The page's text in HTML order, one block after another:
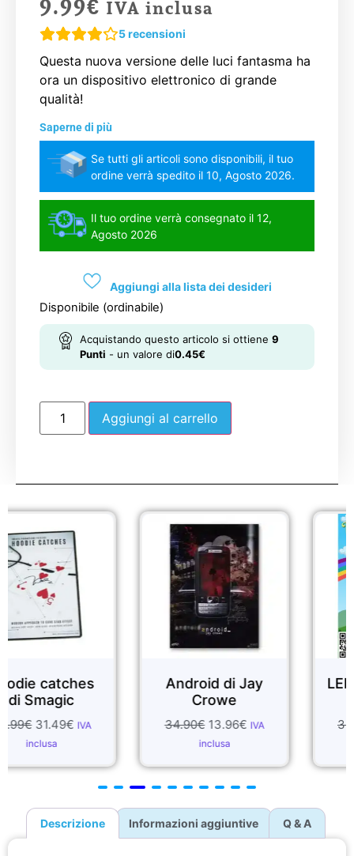
9.99€ IVA inclusa
5recensioni
Questa nuova versione delle luci fantasma ha
ora un dispositivo elettronico di grande
qualità!
Saperne di più
Se tutti gli articoli sono disponibili, il tuo
ordine verrà spedito il 10, Agosto 2026.
Il tuo ordine verrà consegnato il 12,
Agosto 2026
Aggiungi alla lista dei desideri
Disponibile (ordinabile)
Acquistando questo articolo si ottiene 9
Punti - un valore di0.45€
Aggiungi al carrello
€ IVA
Android di Jay
13.96€ IVA
29.69
Descrizione Informazioni aggiuntive Q & A